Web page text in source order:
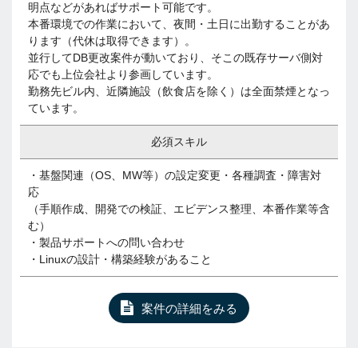
明点などがあればサポート可能です。
本番環境での作業において、夜間・土日に出勤することがあ
ります（代休は取得できます）。
並行してDB更改案件が動いており、そこの既存サーバ側対
応でも上位会社より参画しています。
勤務先ビル内、近隣施設（飲食店を除く）は全面禁煙となっ
ています。
必須スキル
・基盤関連（OS、MW等）の設定変更・各種調査・障害対
応
（手順作成、開発での検証、エビデンス整理、本番作業等含
む）
・製品サポートへの問い合わせ
・Linuxの設計・構築経験があること
案件の詳細をみる